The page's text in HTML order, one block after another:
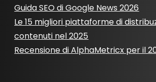
Guida SEO di Google News 2026
Le 15 migliori piattaforme di
contenuti nel 2025
Recensione di AlphaMetricx per il